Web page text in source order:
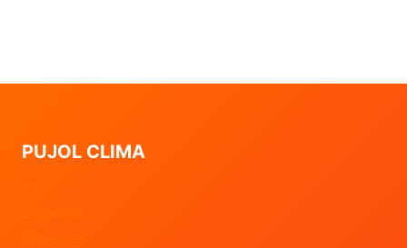
PUJOL CLIMA